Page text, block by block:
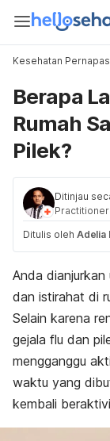
Kesehatan
Berapa
Rumah
Pilek?
Ditinjau
Practitioner
Ditulis oleh Adelia
Anda
dan istirahat di
Selain karena
gejala flu dan
mengganggu
waktu yang
kembali